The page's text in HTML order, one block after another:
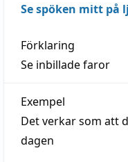
Se spöken mitt på
Förklaring
Se inbillade faror
Exempel
Det verkar som att
dagen